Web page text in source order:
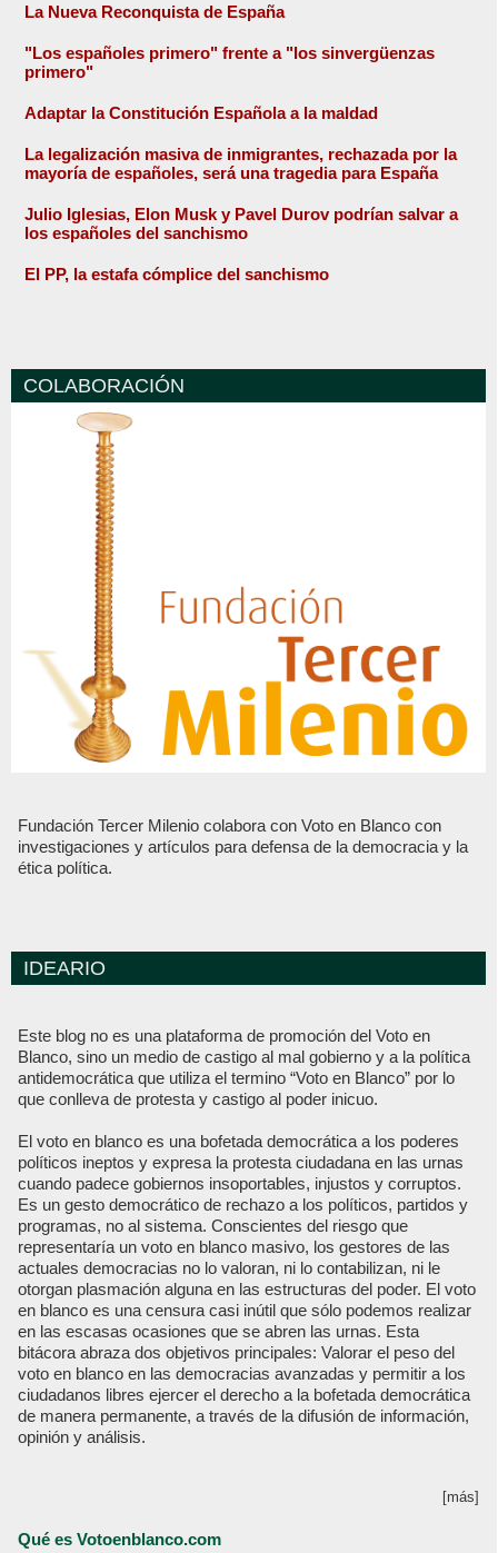
La Nueva Reconquista de España
"Los españoles primero" frente a "los sinvergüenzas
primero"
Adaptar la Constitución Española a la maldad
La legalización masiva de inmigrantes, rechazada por la
mayoría de españoles, será una tragedia para España
Julio Iglesias, Elon Musk y Pavel Durov podrían salvar a
los españoles del sanchismo
El PP, la estafa cómplice del sanchismo
COLABORACIÓN
Fundación Tercer Milenio colabora con Voto en Blanco con
investigaciones y artículos para defensa de la democracia y la
ética política.
IDEARIO
Este blog no es una plataforma de promoción del Voto en
Blanco, sino un medio de castigo al mal gobierno y a la política
antidemocrática que utiliza el termino “Voto en Blanco” por lo
que conlleva de protesta y castigo al poder inicuo.
El voto en blanco es una bofetada democrática a los poderes
políticos ineptos y expresa la protesta ciudadana en las urnas
cuando padece gobiernos insoportables, injustos y corruptos.
Es un gesto democrático de rechazo a los políticos, partidos y
programas, no al sistema. Conscientes del riesgo que
representaría un voto en blanco masivo, los gestores de las
actuales democracias no lo valoran, ni lo contabilizan, ni le
otorgan plasmación alguna en las estructuras del poder. El voto
en blanco es una censura casi inútil que sólo podemos realizar
en las escasas ocasiones que se abren las urnas. Esta
bitácora abraza dos objetivos principales: Valorar el peso del
voto en blanco en las democracias avanzadas y permitir a los
ciudadanos libres ejercer el derecho a la bofetada democrática
de manera permanente, a través de la difusión de información,
opinión y análisis.
[más]
Qué es Votoenblanco.com